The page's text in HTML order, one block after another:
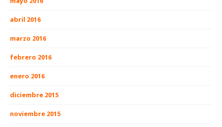
abril 2016
marzo 2016
febrero 2016
enero 2016
diciembre 2015
noviembre 2015